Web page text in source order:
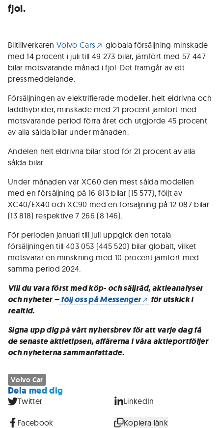
fjol.
BiltillverkarenVolvo Cars
globala försäljning minskade
med 14 procent i juli till 49 273 bilar, jämfört med 57 447
bilar motsvarande månad i fjol. Det framgår av ett
pressmeddelande.
Försäljningen av elektrifierade modeller, helt eldrivna och
laddhybrider, minskade med 21 procent jämfört med
motsvarande period förra året och utgjorde 45 procent
av alla sålda bilar under månaden.
Andelen helt eldrivna bilar stod för 21 procent av alla
sålda bilar.
Under månaden var XC60 den mest sålda modellen
med en försäljning på 16 813 bilar (15 577), följt av
XC40/EX40 och XC90 med en försäljning på 12 087 bilar
(13 818) respektive 7 266 (8 146).
För perioden januari till juli uppgick den totala
försäljningen till 403 053 (445 520) bilar globalt, vilket
motsvarar en minskning med 10 procent jämfört med
samma period 2024.
Vill du vara först med köp- och säljråd, aktieanalyser
och nyheter –följ oss på Messenger
för utskick i
realtid.
Signa upp dig på vårt nyhetsbrev för att varje dag få
de senaste aktietipsen, affärerna i våra aktieportföljer
och nyheterna sammanfattade.
Volvo Car
Dela med dig
Twitter LinkedIn
Facebook Kopiera länk